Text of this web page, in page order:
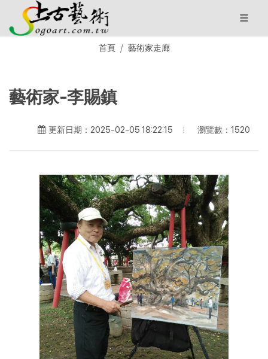
首頁 藝術家走廊
藝術家-李賜鎮
更新日期：2025-02-05 18:22:15 瀏覽數：1520